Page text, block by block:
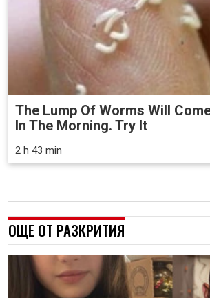
The Lump Of Worms Will
In The Morning. Try It
2 h 43 min
ОЩЕ ОТ РАЗКРИТИЯ